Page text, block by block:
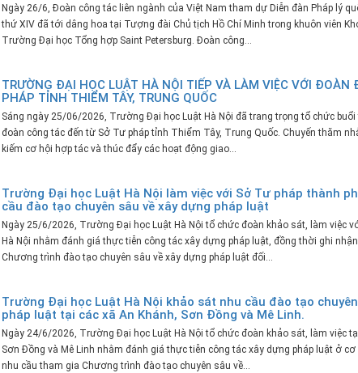
Ngày 26/6, Đoàn công tác liên ngành của Việt Nam tham dự Diễn đàn Pháp lý
thứ XIV đã tới dâng hoa tại Tượng đài Chủ tịch Hồ Chí Minh trong khuôn viên
Trường Đại học Tổng hợp Saint Petersburg. Đoàn công...
TRƯỜNG ĐẠI HỌC LUẬT HÀ NỘI TIẾP VÀ LÀM VIỆC VỚI ĐOÀN
PHÁP TỈNH THIỂM TÂY, TRUNG QUỐC
Sáng ngày 25/06/2026, Trường Đại học Luật Hà Nội đã trang trọng tổ chức buổi
đoàn công tác đến từ Sở Tư pháp tỉnh Thiểm Tây, Trung Quốc. Chuyến thăm
kiếm cơ hội hợp tác và thúc đẩy các hoạt động giao...
Trường Đại học Luật Hà Nội làm việc với Sở Tư pháp thành
cầu đào tạo chuyên sâu về xây dựng pháp luật
Ngày 25/6/2026, Trường Đại học Luật Hà Nội tổ chức đoàn khảo sát, làm việc
Hà Nội nhằm đánh giá thực tiễn công tác xây dựng pháp luật, đồng thời ghi
Chương trình đào tạo chuyên sâu về xây dựng pháp luật đối...
Trường Đại học Luật Hà Nội khảo sát nhu cầu đào tạo
pháp luật tại các xã An Khánh, Sơn Đồng và Mê Linh.
Ngày 24/6/2026, Trường Đại học Luật Hà Nội tổ chức đoàn khảo sát, làm việc
Sơn Đồng và Mê Linh nhằm đánh giá thực tiễn công tác xây dựng pháp luật ở
nhu cầu tham gia Chương trình đào tạo chuyên sâu về...